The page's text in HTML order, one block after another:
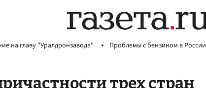
на главу "Уралдронзавода" Проблемы с бензином в России
трех стран